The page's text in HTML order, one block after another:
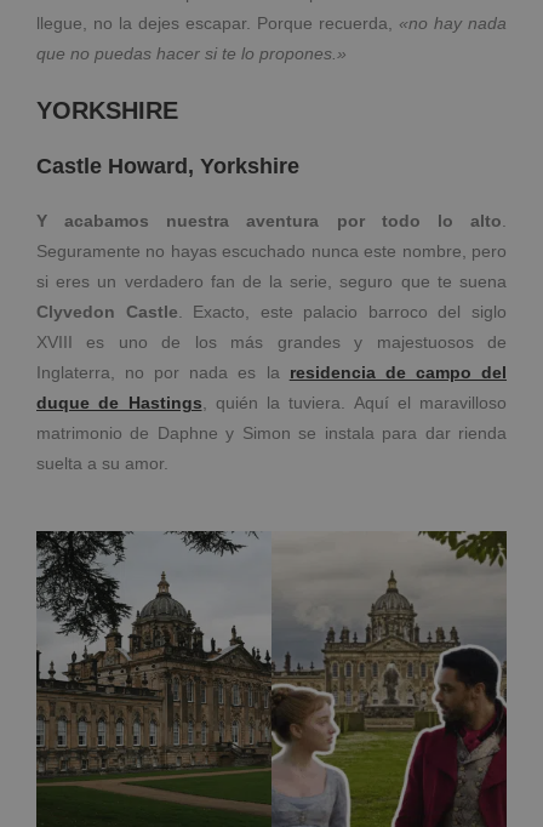
llegue, no la dejes escapar. Porque recuerda, «no hay nada
que no puedas hacer si te lo propones.»
YORKSHIRE
Castle Howard, Yorkshire
Y acabamos nuestra aventura por todo lo alto
Seguramente no hayas escuchado nunca este nombre, pero
si eres un verdadero fan de la serie, seguro que te suena
Clyvedon Castle . Exacto, este palacio barroco del siglo
XVIII es uno de los más grandes y majestuosos de
Inglaterra, no por nada es la residencia de campo del
duque de Hastings , quién la tuviera. Aquí el maravilloso
matrimonio de Daphne y Simon se instala para dar rienda
suelta a su amor.